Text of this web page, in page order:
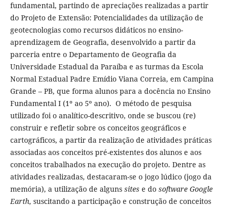
fundamental, partindo de apreciações realizadas a partir
do Projeto de Extensão: Potencialidades da utilização de
geotecnologias como recursos didáticos no ensino-
aprendizagem de Geografia, desenvolvido a partir da
parceria entre o Departamento de Geografia da
Universidade Estadual da Paraíba e as turmas da Escola
Normal Estadual Padre Emídio Viana Correia, em Campina
Grande – PB, que forma alunos para a docência no Ensino
Fundamental I (1º ao 5º ano). O método de pesquisa
utilizado foi o analítico-descritivo, onde se buscou (re)
construir e refletir sobre os conceitos geográficos e
cartográficos, a partir da realização de atividades práticas
associadas aos conceitos pré-existentes dos alunos e aos
conceitos trabalhados na execução do projeto. Dentre as
atividades realizadas, destacaram-se o jogo lúdico (jogo da
memória), a utilização de alguns sites e do software Google
Earth, suscitando a participação e construção de conceitos